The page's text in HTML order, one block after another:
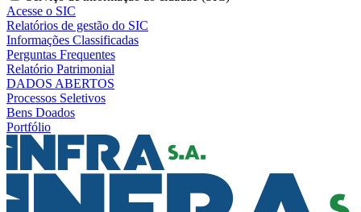
Acesse o SIC
Relatórios de gestão do SIC
Informações Classificadas
Perguntas Frequentes
Relatório Patrimonial
DADOS ABERTOS
Processos Seletivos
Bens Doados
Portfólio